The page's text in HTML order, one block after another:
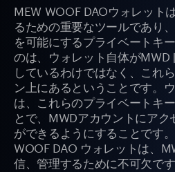
MEW WOOF DAOウォレット
るための重要なツールであり
を可能にするプライベートキ
のは、ウォレット自体がMWD
しているわけではなく、これ
ン上にあるということです。
は、これらのプライベートキ
とで、MWDアカウントにアク
ができるようにすることです
WOOF DAO ウォレットは、
信、管理するために不可欠です